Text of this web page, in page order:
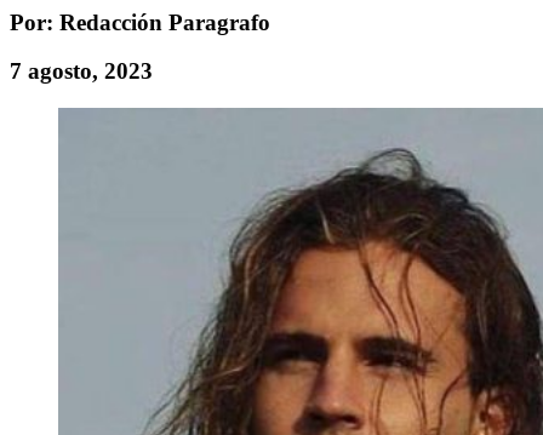
Por: Redacción Paragrafo
7 agosto, 2023